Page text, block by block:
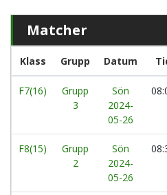
Matcher
Klass Grupp Datum
F7(16)
Grupp
3
Sön
2024-
05-26
F8(15)
Grupp
2
Sön
2024-
05-26